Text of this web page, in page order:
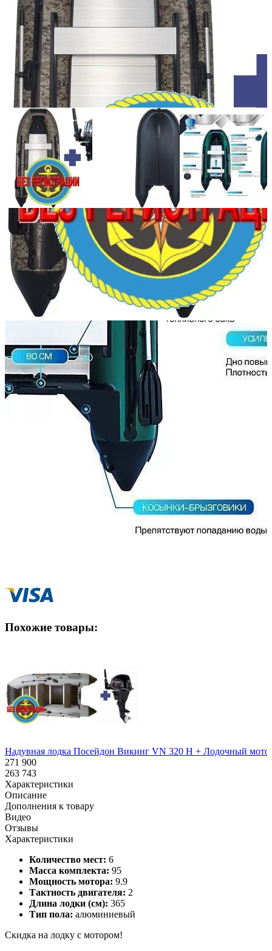
Количество мест:6
Масса комплекта:95
Мощность мотора:9.9
Тактность двигателя: 2
Длина лодки (см):
365
Тип пола:
алюминиевый
Добавить к сравнению
Нет в наличии
Сообщить о наличии
Способы оплаты
Похожие товары:
Надувная лодка Посейдон Викинг VN 320 H + Лодочный
271 900
263 743
Характеристики
Описание
Дополнения к товару
Видео
Отзывы
Характеристики
Количество мест: 6
Масса комплекта: 95
Мощность мотора: 9.9
Тактность двигателя: 2
Длина лодки (см): 365
Тип пола: алюминиевый
Скидка на лодку с мотором!